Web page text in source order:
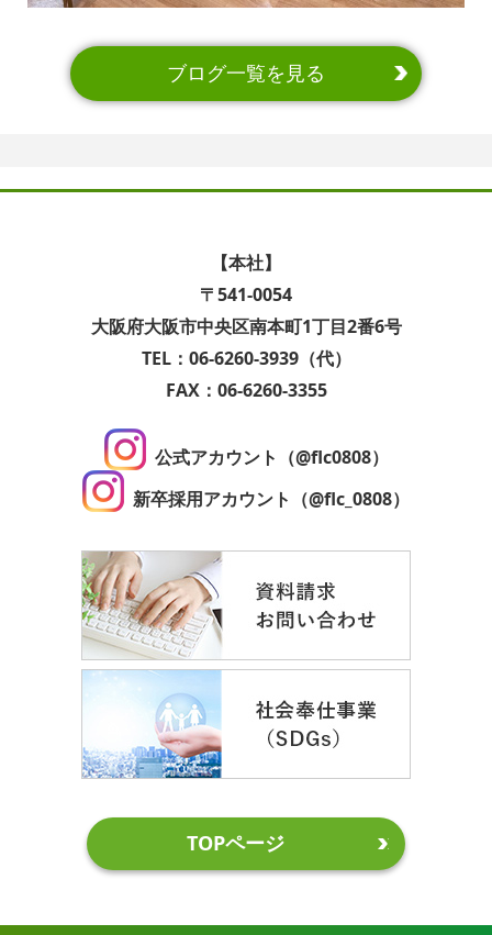
ブログ一覧を見る
【本社】
〒541-0054
大阪府大阪市中央区南本町1丁目2番6号
TEL：06-6260-3939（代）
FAX：06-6260-3355
公式アカウント（@flc0808）
新卒採用アカウント（@flc_0808）
TOPページ